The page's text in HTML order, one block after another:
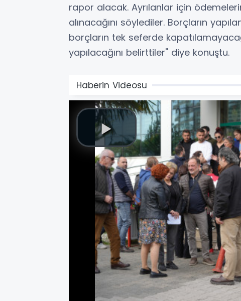
rapor alacak. Ayrılanlar için
alınacağını söylediler. Borçların
borçların tek seferde
yapılacağını belirttiler" diye konuştu.
Haberin Videosu